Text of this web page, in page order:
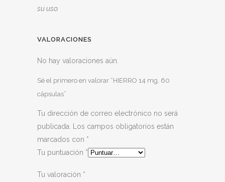
su uso.
VALORACIONES
No hay valoraciones aún.
Sé el primero en valorar “HIERRO 14 mg, 60
cápsulas”
Tu dirección de correo electrónico no será
publicada.
Los campos obligatorios están
marcados con *
Tu puntuación *
Tu valoración *